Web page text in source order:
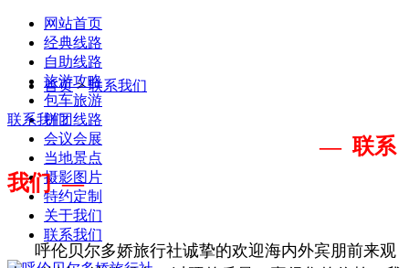
网站首页
经典线路
自助线路
旅游攻略
包车旅游
拼团线路
会议会展
当地景点
摄影图片
特约定制
关于我们
联系我们
首页>联系我们
联系我们
— 联系
我们 —
呼伦贝尔多娇旅行社诚挚的欢迎海内外宾朋前来观